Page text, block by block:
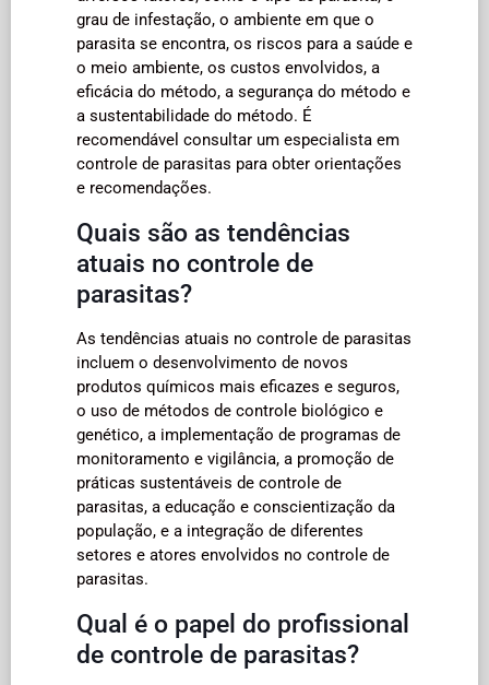
grau de infestação, o ambiente em que o
parasita se encontra, os riscos para a saúde e
o meio ambiente, os custos envolvidos, a
eficácia do método, a segurança do método e
a sustentabilidade do método. É
recomendável consultar um especialista em
controle de parasitas para obter orientações
e recomendações.
Quais são as tendências
atuais no controle de
parasitas?
As tendências atuais no controle de parasitas
incluem o desenvolvimento de novos
produtos químicos mais eficazes e seguros,
o uso de métodos de controle biológico e
genético, a implementação de programas de
monitoramento e vigilância, a promoção de
práticas sustentáveis de controle de
parasitas, a educação e conscientização da
população, e a integração de diferentes
setores e atores envolvidos no controle de
parasitas.
Qual é o papel do profissional
de controle de parasitas?